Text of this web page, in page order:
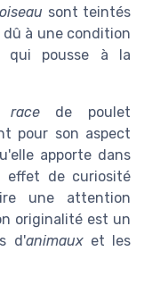
oiseau sont teintés
dû à une condition
qui pousse à la
racede poulet
pour son aspect
apporte dans
effet de curiosité
une attention
originalité est un
d'animauxet les